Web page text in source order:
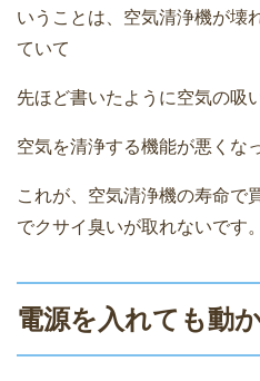
いうことは、空気清浄機が壊
ていて
先ほど書いたように空気の吸
空気を清浄する機能が悪くな
これが、空気清浄機の寿命で
でクサイ臭いが取れないです。
電源を入れても動